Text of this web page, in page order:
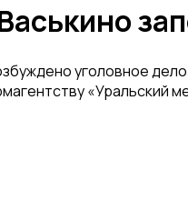
уголовное
«Уральский